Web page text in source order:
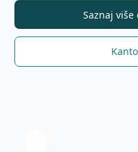
Saznaj više